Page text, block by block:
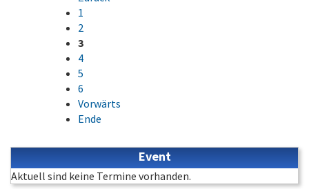
1
2
3
4
5
6
Vorwärts
Ende
Event
Aktuell sind keine Termine vorhanden.